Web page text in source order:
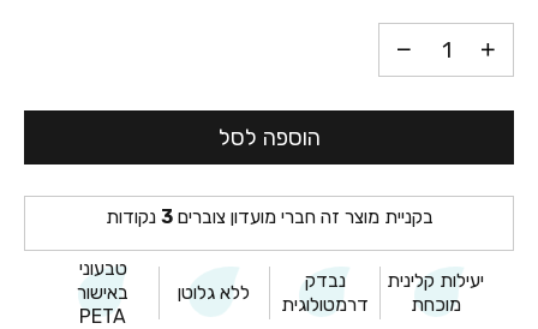
הוספה לסל
בקניית מוצר זה חברי מועדון צוברים3 נקודות
יעילות קלינית
מוכחת
נבדק
דרמטולוגית
ללא גלוטן
טבעוני
באישור
PETA